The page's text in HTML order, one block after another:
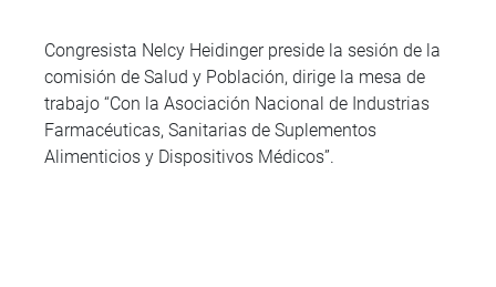
Congresista Nelcy Heidinger preside la sesión de la
comisión de Salud y Población, dirige la mesa de
trabajo “Con la Asociación Nacional de Industrias
Farmacéuticas, Sanitarias de Suplementos
Alimenticios y Dispositivos Médicos”.